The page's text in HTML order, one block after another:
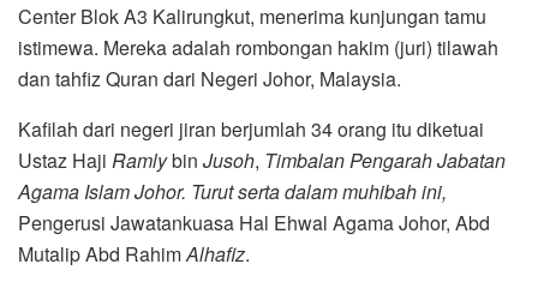
Center Blok A3 Kalirungkut, menerima kunjungan tamu
istimewa. Mereka adalah rombongan hakim (juri) tilawah
dan tahfiz Quran dari Negeri Johor, Malaysia.
Kafilah dari negeri jiran berjumlah 34 orang itu diketuai
Ustaz Haji Ramlybin Jusoh, Timbalan Pengarah Jabatan
Agama Islam Johor. Turut serta dalam muhibah ini,
Pengerusi Jawatankuasa Hal Ehwal Agama Johor, Abd
Mutalip Abd RahimAlhafiz.